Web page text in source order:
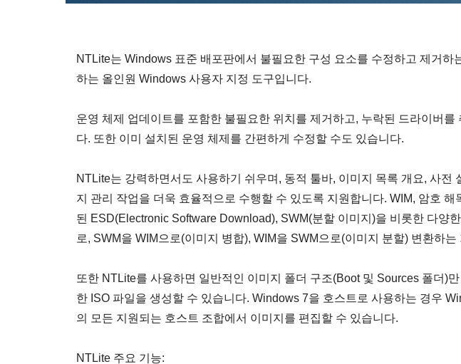
NTLite는 Windows 표준 배포판에서 불필요한 구성 요소를 수정하고 제거하
하는 올인원 Windows 사용자 지정 도구입니다.
운영 체제 업데이트를 포함한 불필요한 위치를 제거하고, 누락된 드라이버를
다. 또한 이미 설치된 운영 체제를 간편하게 수정할 수도 있습니다.
NTLite는 강력하면서도 사용하기 쉬우며, 동적 툴바, 이미지 목록 개요, 사전
지 관리 작업을 더욱 효율적으로 수행할 수 있도록 지원합니다. WIM, 암호 해
된 ESD(Electronic Software Download), SWM(분할 이미지)을 비롯한 다양
로, SWM을 WIM으로(이미지 병합), WIM을 SWM으로(이미지 분할) 변환하
또한 NTLite를 사용하면 일반적인 이미지 폴더 구조(Boot 및 Sources 폴더)
한 ISO 파일을 생성할 수 있습니다. Windows 7을 호스트로 사용하는 경우
의 모든 지원되는 호스트 조합에서 이미지를 편집할 수 있습니다.
NTLite 주요 기능: